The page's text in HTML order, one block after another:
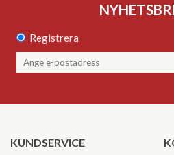
Registrera
KUNDSERVICE